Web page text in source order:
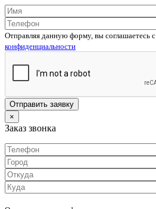
Отправляя данную форму, вы соглашаетесь c
конфиденциальности
×
Заказ звонка